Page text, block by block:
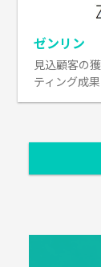
ゼンリン
見込顧客の
ティング成果